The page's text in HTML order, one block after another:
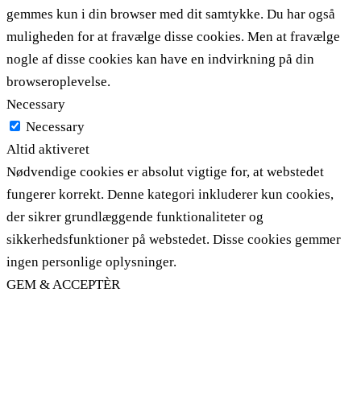
gemmes kun i din browser med dit samtykke. Du har også
muligheden for at fravælge disse cookies. Men at fravælge
nogle af disse cookies kan have en indvirkning på din
browseroplevelse.
Necessary
Necessary
Altid aktiveret
Nødvendige cookies er absolut vigtige for, at webstedet
fungerer korrekt. Denne kategori inkluderer kun cookies,
der sikrer grundlæggende funktionaliteter og
sikkerhedsfunktioner på webstedet. Disse cookies gemmer
ingen personlige oplysninger.
GEM & ACCEPTÈR